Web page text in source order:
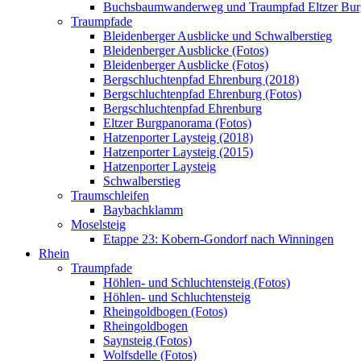
Buchsbaumwanderweg und Traumpfad Eltzer
Traumpfade
Bleidenberger Ausblicke und Schwalberstieg
Bleidenberger Ausblicke (Fotos)
Bleidenberger Ausblicke (Fotos)
Bergschluchtenpfad Ehrenburg (2018)
Bergschluchtenpfad Ehrenburg (Fotos)
Bergschluchtenpfad Ehrenburg
Eltzer Burgpanorama (Fotos)
Hatzenporter Laysteig (2018)
Hatzenporter Laysteig (2015)
Hatzenporter Laysteig
Schwalberstieg
Traumschleifen
Baybachklamm
Moselsteig
Etappe 23: Kobern-Gondorf nach Winningen
Rhein
Traumpfade
Höhlen- und Schluchtensteig (Fotos)
Höhlen- und Schluchtensteig
Rheingoldbogen (Fotos)
Rheingoldbogen
Saynsteig (Fotos)
Wolfsdelle (Fotos)